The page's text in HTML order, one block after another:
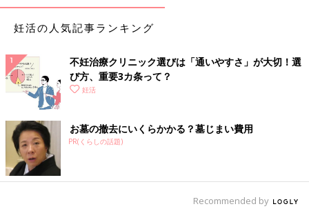
妊活の人気記事ランキング
不妊治療クリニック選びは「通いやすさ」が大切！選
び方、重要3カ条って？
妊活
お墓の撤去にいくらかかる？墓じまい費用
PR(くらしの話題)
Recommended by